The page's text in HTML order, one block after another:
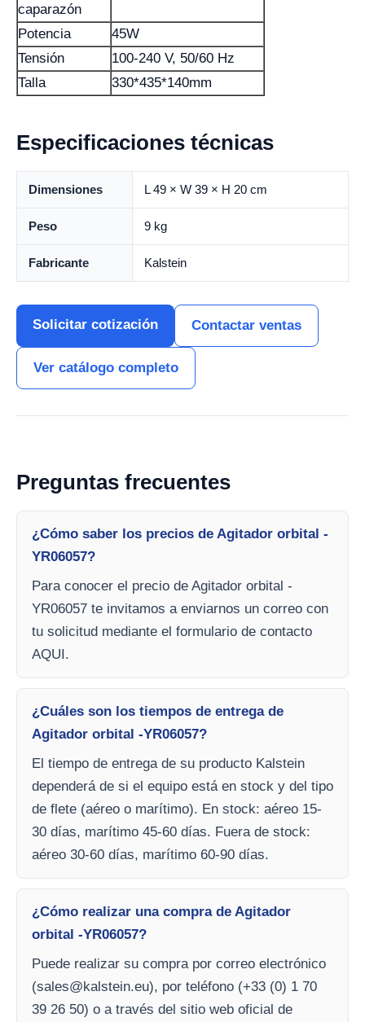
caparazón
Potencia
45W
Tensión
100-240 V, 50/60 Hz
Talla
330*435*140mm
Especificaciones técnicas
Dimensiones L 49 × W 39 × H 20 cm
Peso 9 kg
Fabricante Kalstein
Solicitar cotización Contactar ventas
Ver catálogo completo
Preguntas frecuentes
¿Cómo saber los precios de Agitador orbital -
YR06057?
Para conocer el precio de Agitador orbital -
YR06057 te invitamos a enviarnos un correo con
tu solicitud mediante el formulario de contacto
AQUI.
¿Cuáles son los tiempos de entrega de
Agitador orbital -YR06057?
El tiempo de entrega de su producto Kalstein
dependerá de si el equipo está en stock y del tipo
de flete (aéreo o marítimo). En stock: aéreo 15-
30 días, marítimo 45-60 días. Fuera de stock:
aéreo 30-60 días, marítimo 60-90 días.
¿Cómo realizar una compra de Agitador
orbital -YR06057?
Puede realizar su compra por correo electrónico
(sales@kalstein.eu), por teléfono (+33 (0) 1 70
39 26 50) o a través del sitio web oficial de